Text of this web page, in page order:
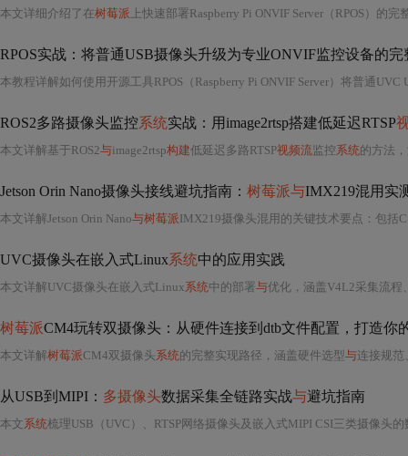
本文详细介绍了在树莓派 上快速部署Raspberry Pi ONVIF Server（RPOS）的完
RPOS实战：将普通USB摄像头升级为专业ONVIF监控设备的完
ROS2多路摄像头监控系统实战：用image2rtsp搭建低延迟RTSP
本文详解基于ROS2与image2rtsp构建低延迟多路RTSP视频流监控系统的方法
Jetson Orin Nano摄像头接线避坑指南： 树莓派与IMX219混用实
本文详解Jetson Orin Nano与树莓派IMX219摄像头混用的关键技术要点：包括CSI-
UVC摄像头在嵌入式Linux系统中的应用实践
本文详解UVC摄像头在嵌入式Linux系统中的部署与优化，涵盖V4L2采集流程
树莓派CM4玩转双摄像头：从硬件连接到dtb文件配置，打造你
本文详解树莓派CM4双摄像头 系统的完整实现路径，涵盖硬件选型与连接规范、dt-blob.bin
从USB到MIPI： 多摄像头数据采集全链路实战与避坑指南
本文系统梳理USB（UVC）、RTSP网络摄像头及嵌入式MIPI CSI三类摄像头的数据采集全链路，涵盖CMOS传感器原理、接口协议差异、OpenCV多线程/